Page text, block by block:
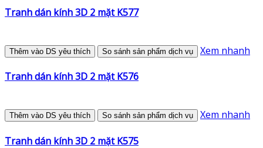
Tranh dán kính 3D 2 mặt K577
Thêm vào DS yêu thích So sánh sản phẩm dịch vụ Xem nhanh
Tranh dán kính 3D 2 mặt K576
Thêm vào DS yêu thích So sánh sản phẩm dịch vụ Xem nhanh
Tranh dán kính 3D 2 mặt K575